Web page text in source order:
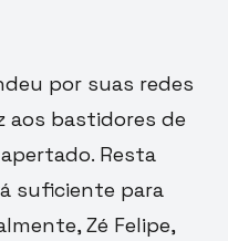
por suas redes
aos bastidores de
Resta
suficiente para
Zé Felipe,